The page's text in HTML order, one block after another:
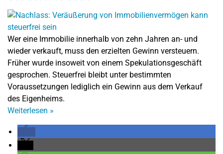
Wer eine Immobilie innerhalb von zehn Jahren an- und
wieder verkauft, muss den erzielten Gewinn versteuern.
Früher wurde insoweit von einem Spekulationsgeschäft
gesprochen. Steuerfrei bleibt unter bestimmten
Voraussetzungen lediglich ein Gewinn aus dem Verkauf
des Eigenheims.
Weiterlesen »